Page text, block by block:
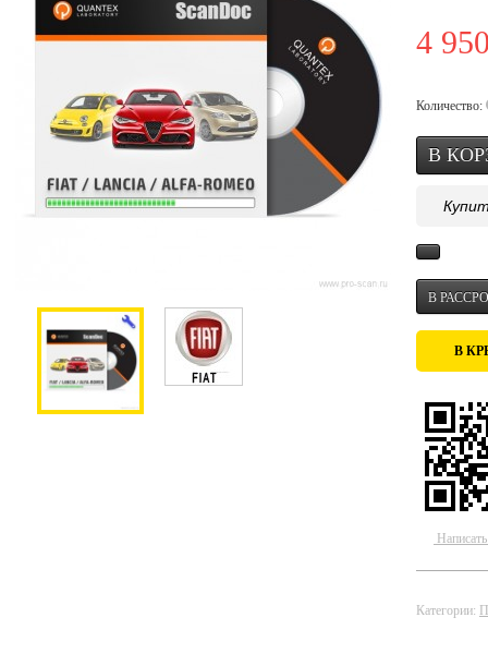
4
Количество:
В
В
Категории: